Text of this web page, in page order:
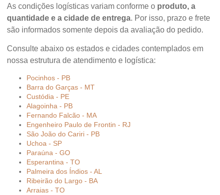
As condições logísticas variam conforme o produto, a
quantidade e a cidade de entrega. Por isso, prazo e frete
são informados somente depois da avaliação do pedido.
Consulte abaixo os estados e cidades contemplados em
nossa estrutura de atendimento e logística:
Pocinhos - PB
Barra do Garças - MT
Custódia - PE
Alagoinha - PB
Fernando Falcão - MA
Engenheiro Paulo de Frontin - RJ
São João do Cariri - PB
Uchoa - SP
Paraúna - GO
Esperantina - TO
Palmeira dos Índios - AL
Ribeirão do Largo - BA
Arraias - TO